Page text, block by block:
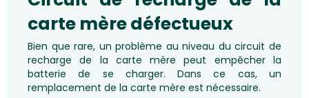
carte mère défectueux
Bien que rare, un problème au niveau du circuit de
recharge de la carte mère peut empêcher la
batterie de se charger. Dans ce cas, un
remplacement de la carte mère est nécessaire.